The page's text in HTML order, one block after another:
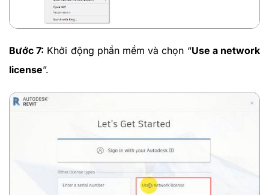
Bước 7: Khởi động phần mềm và chọn “Use a network
license”.